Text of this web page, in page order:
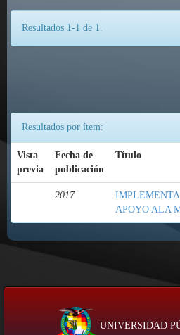
Resultados 1-1 de 1.
Resultados por ítem:
Vista
previa
Fecha de
publicación
Título
2017
APOYO ALA
UNIVERSIDAD